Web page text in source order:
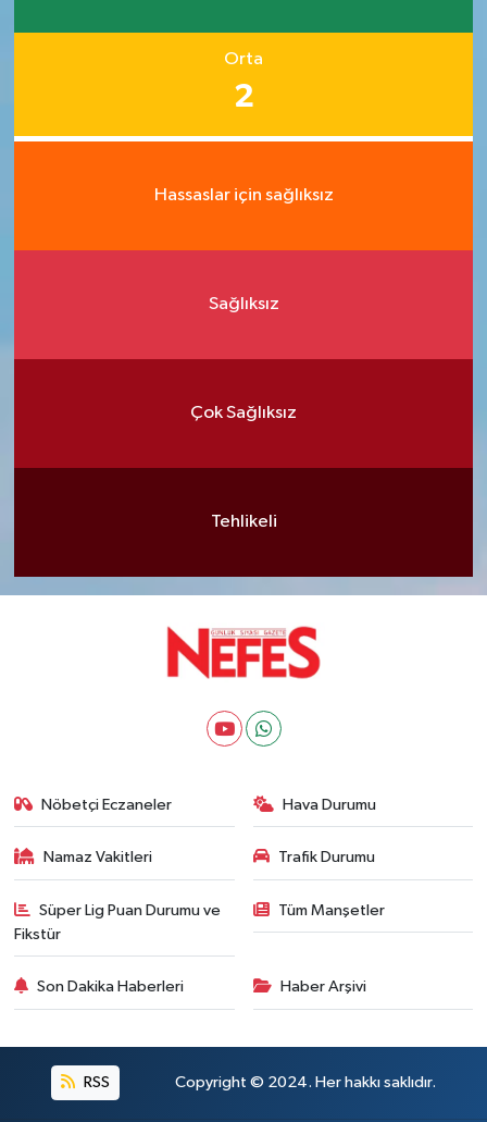
Orta
2
Hassaslar için sağlıksız
Sağlıksız
Çok Sağlıksız
Tehlikeli
Nöbetçi Eczaneler Hava Durumu
Namaz Vakitleri Trafik Durumu
Süper Lig Puan Durumu ve
Fikstür
Tüm Manşetler
Son Dakika Haberleri Haber Arşivi
RSS Copyright © 2024. Her hakkı saklıdır.